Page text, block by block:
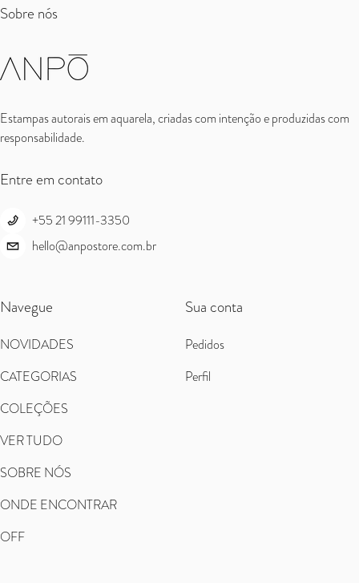
Sobre nós
Estampas autorais em aquarela, criadas com intenção e produzidas com
responsabilidade.
Entre em contato
+55 21 99111-3350
hello@anpostore.com.br
Navegue
NOVIDADES
CATEGORIAS
COLEÇÕES
VER TUDO
SOBRE NÓS
ONDE ENCONTRAR
OFF
Sua conta
Pedidos
Perfil